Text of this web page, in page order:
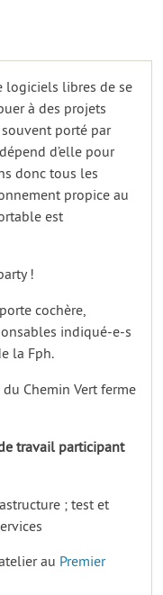
logiciels libres de se
à des projets
porté par
d’elle pour
donc tous les
propice au
est
!
cochère,
indiqué-e-s
la Fph.
Chemin Vert ferme
travail participant
; test et
au Premier